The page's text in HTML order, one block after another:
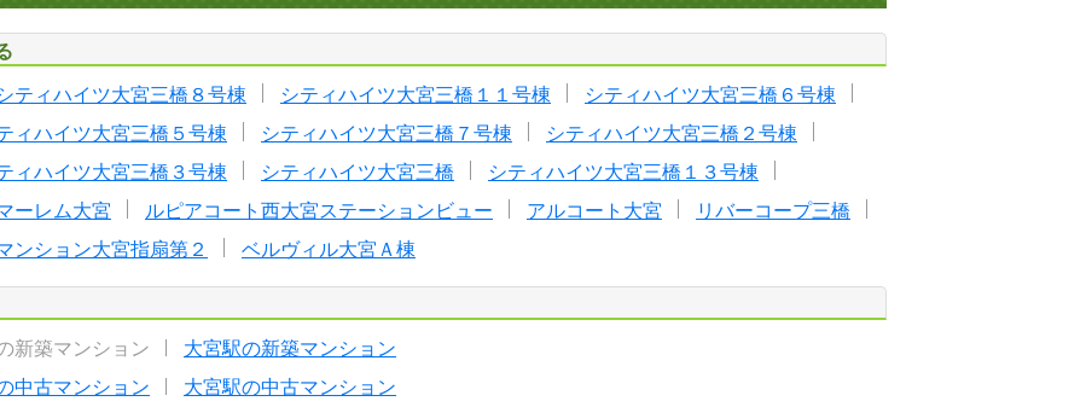
ティハイツ大宮三橋８号棟 シティハイツ大宮三橋１１号棟
シティハイツ大宮三橋６号棟
ィハイツ大宮三橋５号棟 シティハイツ大宮三橋７号棟
シティハイツ大宮三橋２号棟
ィハイツ大宮三橋３号棟 シティハイツ大宮三橋
シティハイツ大宮三橋１３号棟
ーレム大宮 ルピアコート西大宮ステーションビュー アルコート大宮
リバーコープ三橋
ンション大宮指扇第２ ベルヴィル大宮Ａ棟
新築マンション
大宮駅の新築マンション
中古マンション
大宮駅の中古マンション